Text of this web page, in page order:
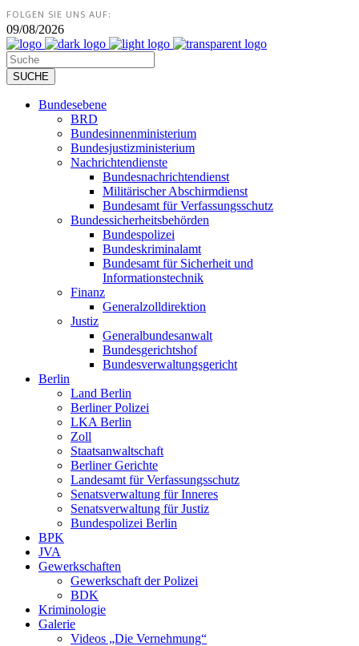
FOLGEN SIE UNS AUF:
09/08/2026
Bundesebene
BRD
Bundesinnenministerium
Bundesjustizministerium
Nachrichtendienste
Bundesnachrichtendienst
Militärischer Abschirmdienst
Bundesamt für Verfassungsschutz
Bundessicherheitsbehörden
Bundespolizei
Bundeskriminalamt
Bundesamt für Sicherheit und
Informationstechnik
Finanz
Generalzolldirektion
Justiz
Generalbundesanwalt
Bundesgerichtshof
Bundesverwaltungsgericht
Berlin
Land Berlin
Berliner Polizei
LKA Berlin
Zoll
Staatsanwaltschaft
Berliner Gerichte
Landesamt für Verfassungsschutz
Senatsverwaltung für Inneres
Senatsverwaltung für Justiz
Bundespolizei Berlin
BPK
JVA
Gewerkschaften
Gewerkschaft der Polizei
BDK
Kriminologie
Galerie
Videos „Die Vernehmung“